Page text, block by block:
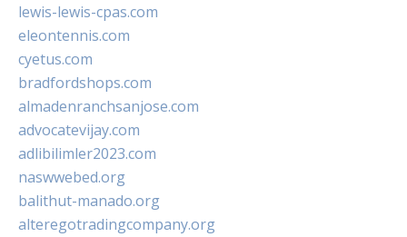
lewis-lewis-cpas.com
eleontennis.com
cyetus.com
bradfordshops.com
almadenranchsanjose.com
advocatevijay.com
adlibilimler2023.com
naswwebed.org
balithut-manado.org
alteregotradingcompany.org